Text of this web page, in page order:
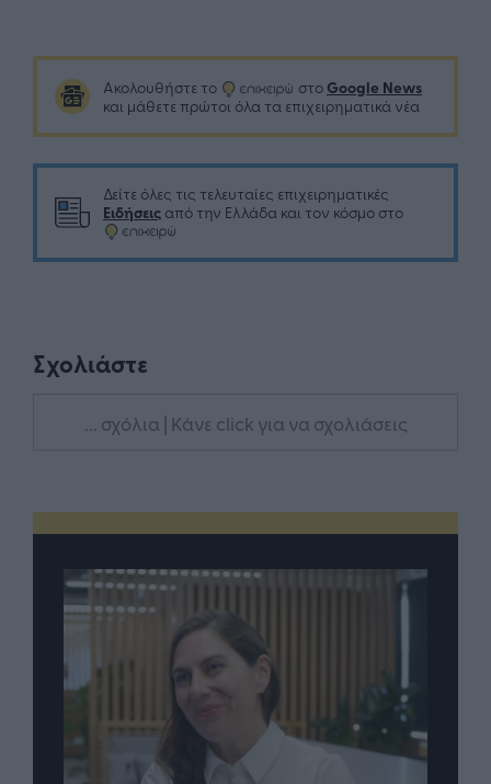
Ακολουθήστε το στο Google News
και μάθετε πρώτοι όλα τα επιχειρηματικά νέα
Δείτε όλες τις τελευταίες επιχειρηματικές
Ειδήσεις από την Ελλάδα και τον κόσμο στο
Σχολιάστε
... σχόλια | Κάνε click για να σχολιάσεις